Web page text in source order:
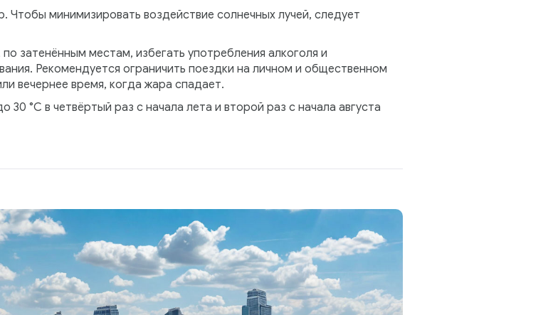
Чтобы минимизировать воздействие солнечных лучей, следует
затенённым местам, избегать употребления алкоголя и
Рекомендуется ограничить поездки на личном и общественном
вечернее время, когда жара спадает.
30 °C в четвёртый раз с начала лета и второй раз с начала августа